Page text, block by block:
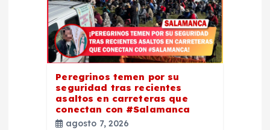
Peregrinos temen por su
seguridad tras recientes
asaltos en carreteras que
conectan con #Salamanca
agosto 7, 2026